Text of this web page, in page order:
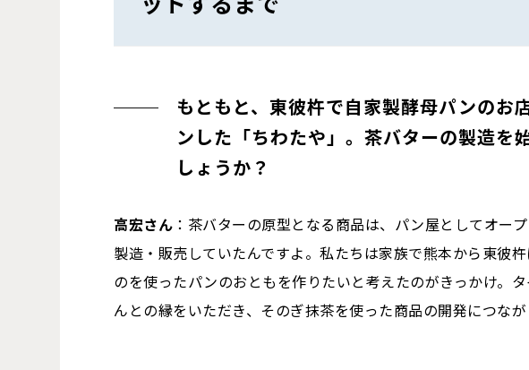
もともと、東彼杵で自家製酵母パンのお
ンした「ちわたや」。茶バターの製造を
しょうか？
高宏さん ：茶バターの原型となる商品は、パン屋としてオー
製造・販売していたんですよ。私たちは家族で熊本から東彼
のを使ったパンのおともを作りたいと考えたのがきっかけ。
んとの縁をいただき、そのぎ抹茶を使った商品の開発につなが